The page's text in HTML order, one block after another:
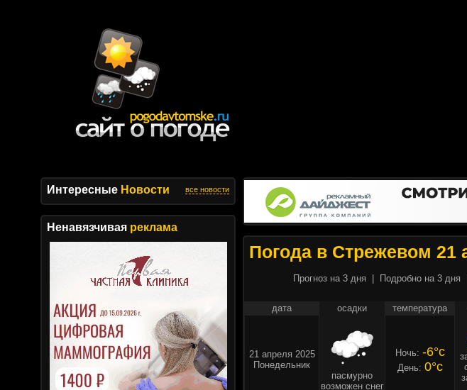
Интересные Новости все новости
Ненавязчивая реклама
Погода в Стрежевом 21
Прогноз на 3 дня Подробно на 3 дня
дата осадки температура
21 апреля 2025
Понедельник
пасмурно
возможен снег
Ночь: -6°c
День: 0°c